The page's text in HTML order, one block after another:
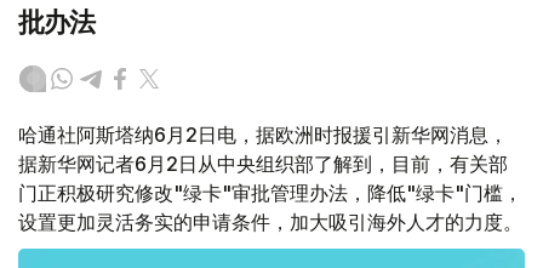
批办法
哈通社阿斯塔纳6月2日电，据欧洲时报援引新华网消息，
据新华网记者6月2日从中央组织部了解到，目前，有关部
门正积极研究修改"绿卡"审批管理办法，降低"绿卡"门槛，
设置更加灵活务实的申请条件，加大吸引海外人才的力度。